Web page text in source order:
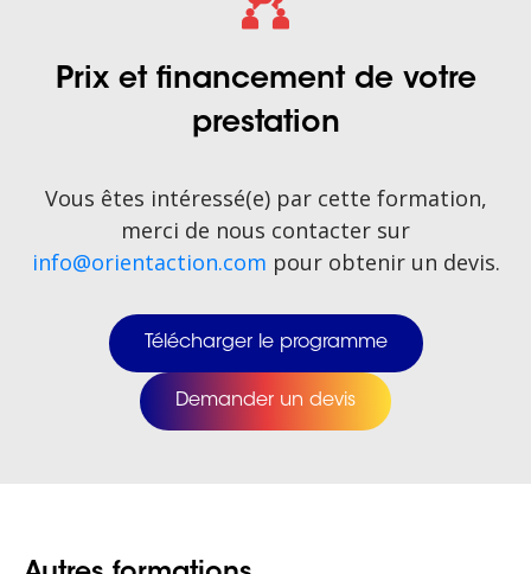
Prix et financement de votre
prestation
Vous êtes intéressé(e) par cette formation,
merci de nous contacter sur
info@orientaction.com pour obtenir un devis.
Télécharger le programme
Demander un devis